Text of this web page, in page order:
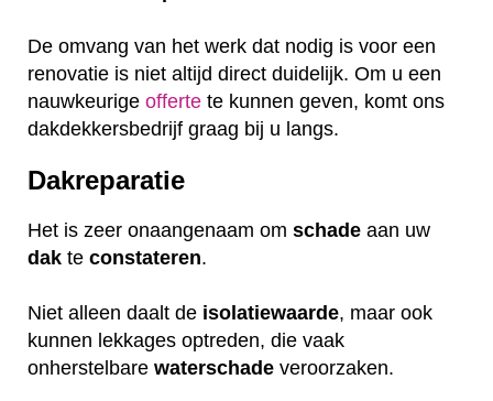
De omvang van het werk dat nodig is voor een
renovatie is niet altijd direct duidelijk. Om u een
nauwkeurige offerte te kunnen geven, komt ons
dakdekkersbedrijf graag bij u langs.
Dakreparatie
Het is zeer onaangenaam om schade aan uw
dak te constateren.
Niet alleen daalt de isolatiewaarde, maar ook
kunnen lekkages optreden, die vaak
onherstelbare waterschade veroorzaken.